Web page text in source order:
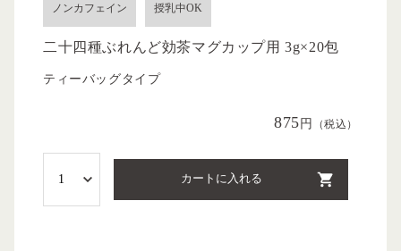
ノンカフェイン 授乳中OK
二十四種ぶれんど効茶マグカップ用 3g×20包
ティーバッグタイプ
875 円 （税込）
カートに入れる